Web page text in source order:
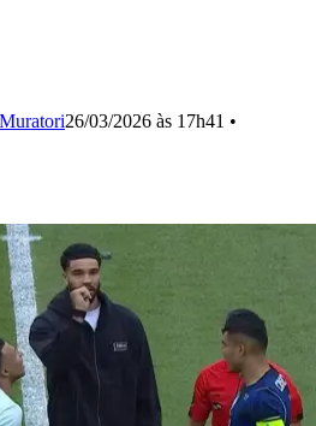
26/03/2026 às 17h41 •